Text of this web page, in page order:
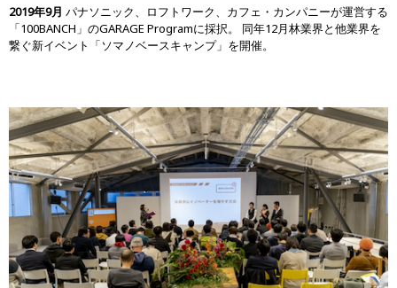
2019年9月 パナソニック、ロフトワーク、カフェ・カンパニーが運営する
「100BANCH」のGARAGE Programに採択。 同年12月林業界と他業界を
繋ぐ新イベント「ソマノベースキャンプ」を開催。